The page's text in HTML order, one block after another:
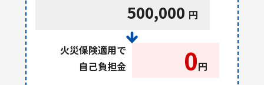
500,000 円
火災保険適用で
自己負担金
0円